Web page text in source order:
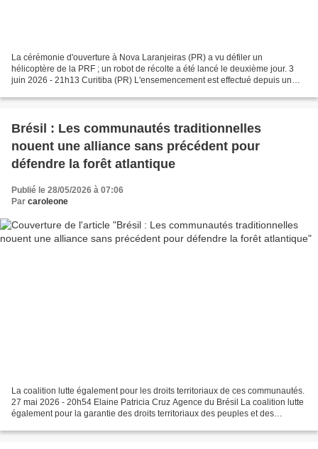
La cérémonie d'ouverture à Nova Laranjeiras (PR) a vu défiler un
hélicoptère de la PRF ; un robot de récolte a été lancé le deuxième jour. 3
juin 2026 - 21h13 Curitiba (PR) L'ensemencement est effectué depuis un
Brésil : Les communautés traditionnelles
nouent une alliance sans précédent pour
défendre la forêt atlantique
Publié le 28/05/2026 à 07:06
Par caroleone
La coalition lutte également pour les droits territoriaux de ces communautés.
27 mai 2026 - 20h54 Elaine Patricia Cruz Agence du Brésil La coalition lutte
également pour la garantie des droits territoriaux des peuples et des